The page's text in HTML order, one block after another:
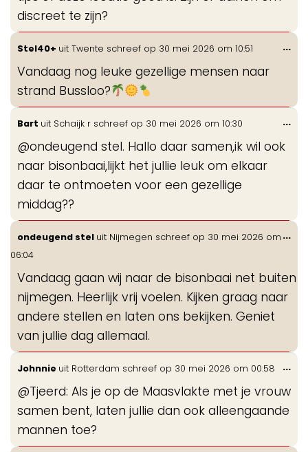
discreet te zijn?
Stel40+ uit Twente schreef op 30 mei 2026 om 10:51
Vandaag nog leuke gezellige mensen naar
strand Bussloo?
...
Bart uit Schaijk r schreef op 30 mei 2026 om 10:30
@ondeugend stel. Hallo daar samen,ik wil ook
naar bisonbaai,lijkt het jullie leuk om elkaar
daar te ontmoeten voor een gezellige
middag??
...
ondeugend stel uit Nijmegen schreef op 30 mei 2026 om
06:04
Vandaag gaan wij naar de bisonbaai net buiten
nijmegen. Heerlijk vrij voelen. Kijken graag naar
andere stellen en laten ons bekijken. Geniet
van jullie dag allemaal.
...
Johnnie uit Rotterdam schreef op 30 mei 2026 om 00:58
@Tjeerd: Als je op de Maasvlakte met je vrouw
samen bent, laten jullie dan ook alleengaande
mannen toe?
...